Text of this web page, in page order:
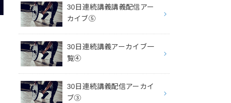
30日連続講義講義配信アー
カイブ⑤
30日連続講義アーカイブ一
覧④
30日連続講義配信アーカイ
ブ③